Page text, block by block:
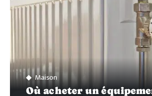
Maison
Où acheter un